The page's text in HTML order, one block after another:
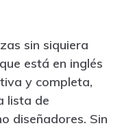
sin siquiera
está en inglés
y completa,
lista de
diseñadores. Sin